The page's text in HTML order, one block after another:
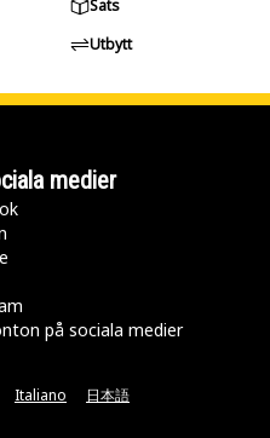
Sats
Utbytt
medier
på sociala medier
Italiano 日本語